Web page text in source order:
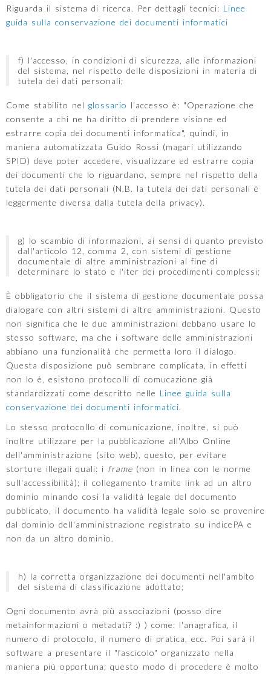
Riguarda il sistema di ricerca. Per dettagli tecnici: Linee
guida sulla conservazione dei documenti informatici
f) l'accesso, in condizioni di sicurezza, alle informazioni
del sistema, nel rispetto delle disposizioni in materia di
tutela dei dati personali;
Come stabilito nel glossario l'accesso è: "Operazione che
consente a chi ne ha diritto di prendere visione ed
estrarre copia dei documenti informatica", quindi, in
maniera automatizzata Guido Rossi (magari utilizzando
SPID) deve poter accedere, visualizzare ed estrarre copia
dei documenti che lo riguardano, sempre nel rispetto della
tutela dei dati personali (N.B. la tutela dei dati personali è
leggermente diversa dalla tutela della privacy).
g) lo scambio di informazioni, ai sensi di quanto previsto
dall'articolo 12, comma 2, con sistemi di gestione
documentale di altre amministrazioni al fine di
determinare lo stato e l'iter dei procedimenti complessi;
È obbligatorio che il sistema di gestione documentale possa
dialogare con altri sistemi di altre amministrazioni. Questo
non significa che le due amministrazioni debbano usare lo
stesso software, ma che i software delle amministrazioni
abbiano una funzionalità che permetta loro il dialogo.
Questa disposizione può sembrare complicata, in effetti
non lo è, esistono protocolli di comucazione già
standardizzati come descritto nelle Linee guida sulla
conservazione dei documenti informatici.
Lo stesso protocollo di comunicazione, inoltre, si può
inoltre utilizzare per la pubblicazione all'Albo Online
dell'amministrazione (sito web), questo, per evitare
storture illegali quali: i frame (non in linea con le norme
sull'accessibilità); il collegamento tramite link ad un altro
dominio minando così la validità legale del documento
pubblicato, il documento ha validità legale solo se provenire
dal dominio dell'amministrazione registrato su indicePA e
non da un altro dominio.
h) la corretta organizzazione dei documenti nell'ambito
del sistema di classificazione adottato;
Ogni documento avrà più associazioni (posso dire
metainformazioni o metadati? :) ) come: l'anagrafica, il
numero di protocolo, il numero di pratica, ecc. Poi sarà il
software a presentare il "fascicolo" organizzato nella
maniera più opportuna; questo modo di procedere è molto